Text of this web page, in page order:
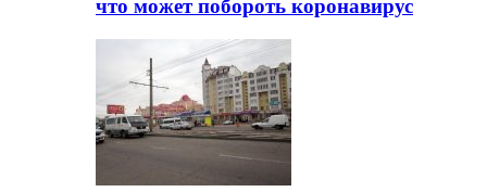
что может побороть коронавирус